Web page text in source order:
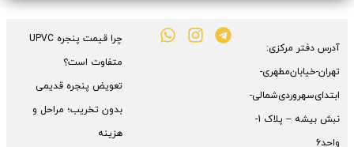
آدرس دفتر مرکزی:
تهران-خیابان‌مطهری-
ابتدای‌سهروردی‌شمالی-
نبش بیشه – پلاک 1-
واحد6
چرا قیمت پنجره UPVC
متفاوت است؟
تعویض پنجره قدیمی
بدون تخریب؛ مراحل و
هزینه